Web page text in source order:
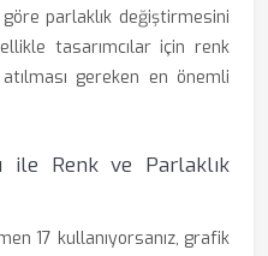
parlaklık değiştirmesini
tasarımcılar için renk
gereken en önemli
ile Renk ve Parlaklık
17 kullanıyorsanız, grafik